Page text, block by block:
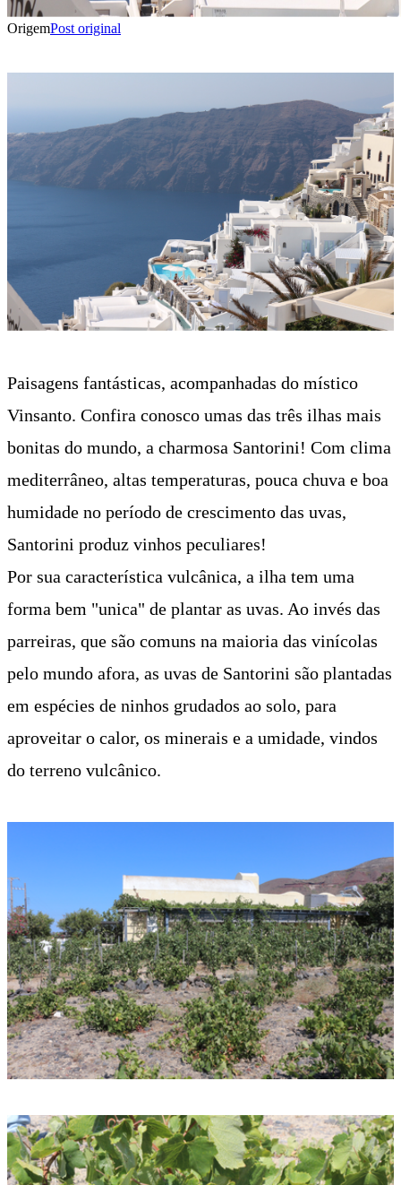
OrigemPost original
Paisagens fantásticas, acompanhadas do místico
Vinsanto. Confira conosco umas das três ilhas mais
bonitas do mundo, a charmosa Santorini! Com clima
mediterrâneo, altas temperaturas, pouca chuva e boa
humidade no período de crescimento das uvas,
Santorini produz vinhos peculiares!
Por sua característica vulcânica, a ilha tem uma
forma bem "unica" de plantar as uvas. Ao invés das
parreiras, que são comuns na maioria das vinícolas
pelo mundo afora, as uvas de Santorini são plantadas
em espécies de ninhos grudados ao solo, para
aproveitar o calor, os minerais e a umidade, vindos
do terreno vulcânico.